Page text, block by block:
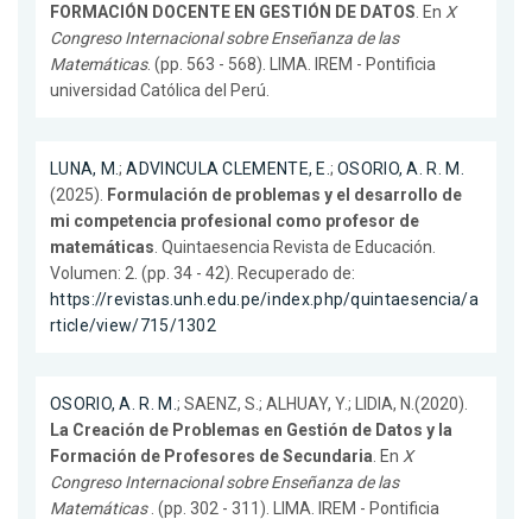
FORMACIÓN DOCENTE EN GESTIÓN DE DATOS . En X
Congreso Internacional sobre Enseñanza de las
Matemáticas. (pp. 563 - 568). LIMA. IREM - Pontificia
universidad Católica del Perú.
LUNA, M.;ADVINCULA CLEMENTE, E.;OSORIO, A. R. M.
(2025).
Formulación de problemas y el desarrollo de
mi competencia profesional como profesor de
matemáticas . Quintaesencia Revista de Educación.
Volumen: 2. (pp. 34 - 42). Recuperado de:
https://revistas.unh.edu.pe/index.php/quintaesencia/a
rticle/view/715/1302
OSORIO, A. R. M. ; SAENZ, S.; ALHUAY, Y.; LIDIA, N.(2020).
La Creación de Problemas en Gestión de Datos y la
Formación de Profesores de Secundaria . En X
Congreso Internacional sobre Enseñanza de las
Matemáticas . (pp. 302 - 311). LIMA. IREM - Pontificia